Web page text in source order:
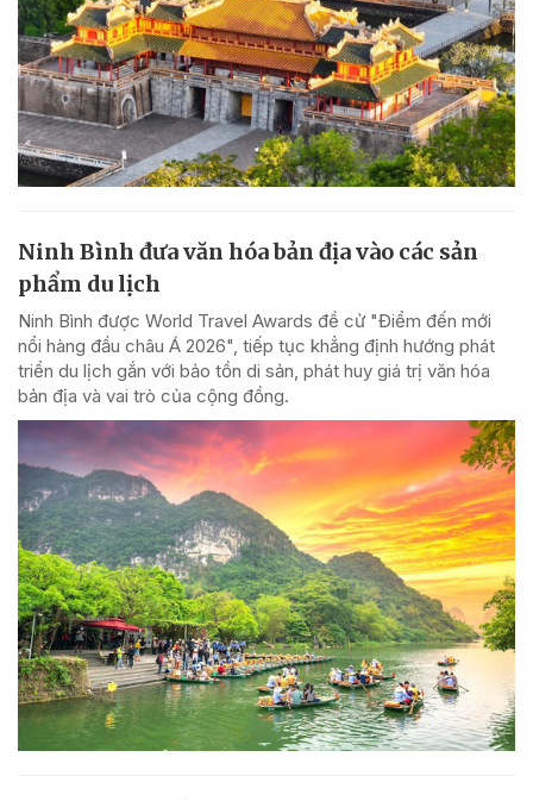
Ninh Bình đưa văn hóa bản địa vào các sản
phẩm du lịch
Ninh Bình được World Travel Awards đề cử "Điểm đến mới
nổi hàng đầu châu Á 2026", tiếp tục khẳng định hướng phát
triển du lịch gắn với bảo tồn di sản, phát huy giá trị văn hóa
bản địa và vai trò của cộng đồng.